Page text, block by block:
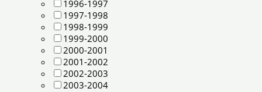
1996-1997
1997-1998
1998-1999
1999-2000
2000-2001
2001-2002
2002-2003
2003-2004